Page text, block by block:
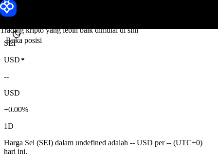
Trading kripto yang lebih baik dimulai di sini
Buka posisi
Harga Sei
SEI
USD
--
USD
+0.00%
1D
Harga Sei (SEI) dalam undefined adalah -- USD per -- (UTC+0)
hari ini.